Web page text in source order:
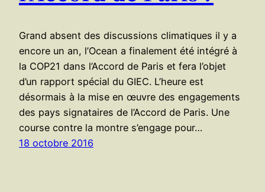
Grand absent des discussions climatiques il y a
encore un an, l’Ocean a finalement été intégré à
la COP21 dans l’Accord de Paris et fera l’objet
d’un rapport spécial du GIEC. L’heure est
désormais à la mise en œuvre des engagements
des pays signataires de l’Accord de Paris. Une
course contre la montre s’engage pour…
18 octobre 2016